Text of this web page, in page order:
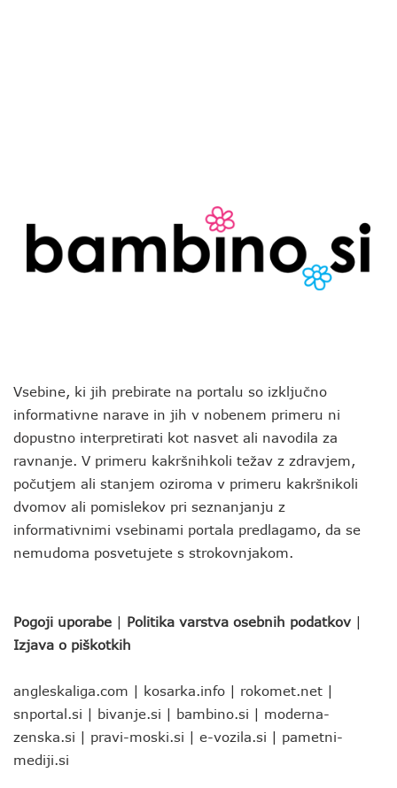
Vsebine, ki jih prebirate na portalu so izključno
informativne narave in jih v nobenem primeru ni
dopustno interpretirati kot nasvet ali navodila za
ravnanje. V primeru kakršnihkoli težav z zdravjem,
počutjem ali stanjem oziroma v primeru kakršnikoli
dvomov ali pomislekov pri seznanjanju z
informativnimi vsebinami portala predlagamo, da se
nemudoma posvetujete s strokovnjakom.
Pogoji uporabe | Politika varstva osebnih podatkov |
Izjava o piškotkih
angleskaliga.com | kosarka.info | rokomet.net |
snportal.si | bivanje.si | bambino.si | moderna-
zenska.si | pravi-moski.si | e-vozila.si | pametni-
mediji.si